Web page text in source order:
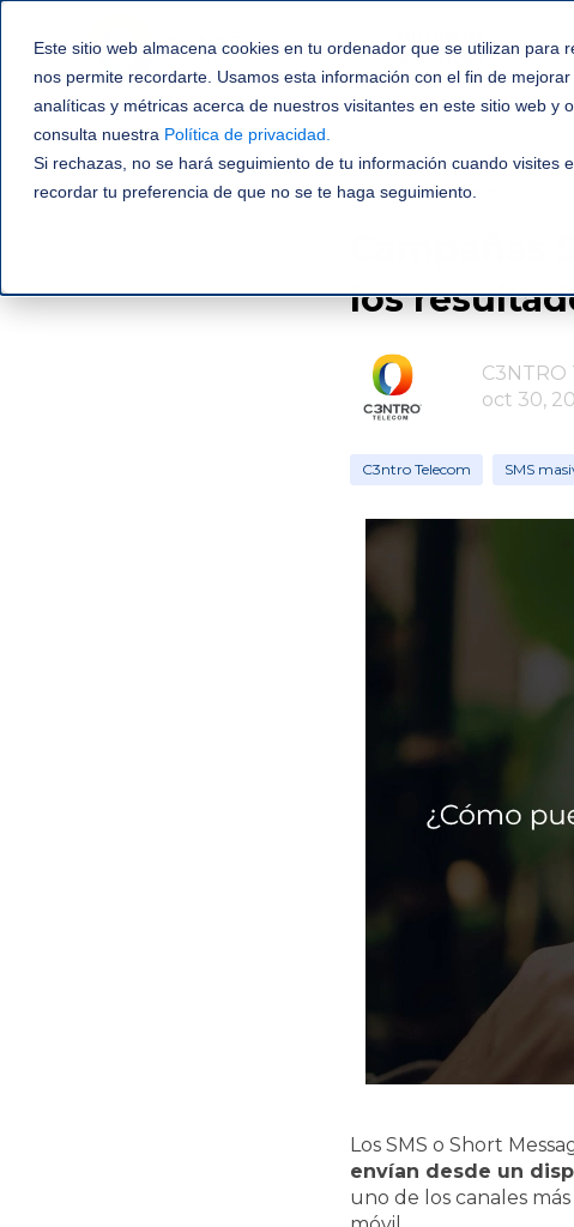
Este sitio web almacena cookies en tu ordenador que se utilizan
nos permite recordarte. Usamos esta información con el fin de
analíticas y métricas acerca de nuestros visitantes en este sitio web y
consulta nuestra Política de privacidad
Si rechazas, no se hará seguimiento de tu información cuando visites
recordar tu preferencia de que no se te haga seguimiento.
SOLUTIONS
C3ntro Telecom
Campañas
los
oct 30,
C3ntro Telecom SMS
Los SMS o Short
envían desde un
uno de los canales